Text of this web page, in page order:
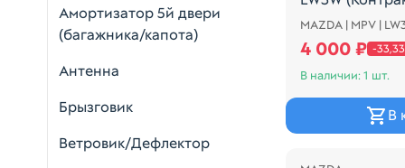
Амортизатор 5й двери
(багажника/капота)
Антенна
Брызговик
Ветровик/Дефлектор
БЕЛЫЙ, 2
MAZDA | MPV |
4 000 ₽ -
В наличии: 1 шт.
В
Распродажа